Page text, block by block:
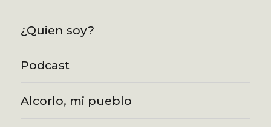
¿Quien soy?
Podcast
Alcorlo, mi pueblo